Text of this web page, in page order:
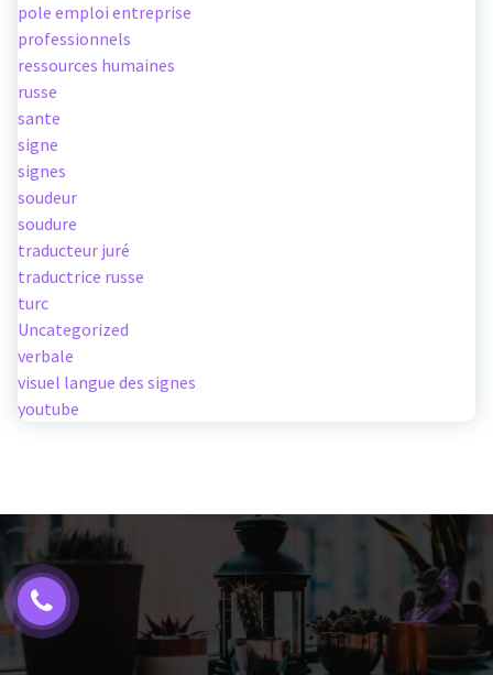
pole emploi entreprise
professionnels
ressources humaines
russe
sante
signe
signes
soudeur
soudure
traducteur juré
traductrice russe
turc
Uncategorized
verbale
visuel langue des signes
youtube